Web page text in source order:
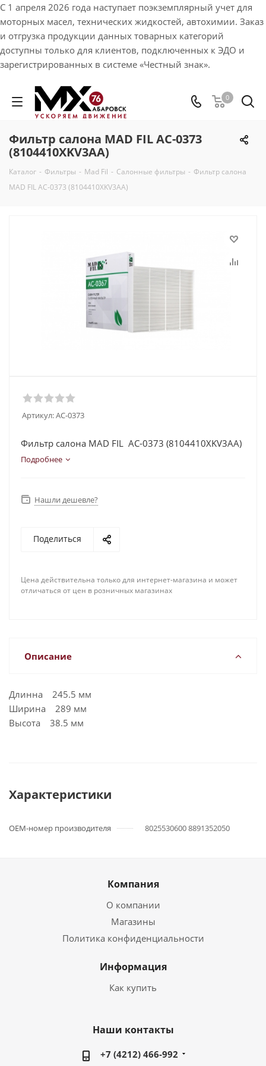
С 1 апреля 2026 года наступает поэкземплярный учет для
моторных масел, технических жидкостей, автохимии. Заказ
и отгрузка продукции данных товарных категорий
доступны только для клиентов, подключенных к ЭДО и
зарегистрированных в системе «Честный знак».
0
Фильтр салона MAD FIL AC-0373
(8104410XKV3AA)
Каталог - Фильтры - Mad Fil - Салонные фильтры - Фильтр салона
MAD FIL AC-0373 (8104410XKV3AA)
Артикул:AC-0373
Фильтр салона MAD FIL AC-0373 (8104410XKV3AA)
Подробнее
Нашли дешевле?
Поделиться
Цена действительна только для интернет-магазина и может
отличаться от цен в розничных магазинах
Описание
Длинна 245.5 мм
Ширина 289 мм
Высота 38.5 мм
Характеристики
OEM-номер производителя 8025530600 8891352050
Компания
О компании
Магазины
Политика конфиденциальности
Информация
Как купить
Наши контакты
+7 (4212) 466-992